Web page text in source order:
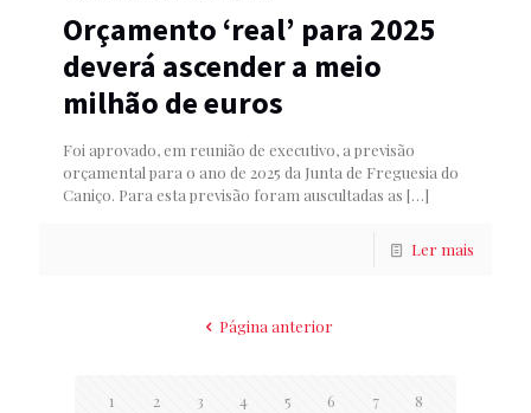
Orçamento ‘real’ para 2025
deverá ascender a meio
milhão de euros
Foi aprovado, em reunião de executivo, a previsão
orçamental para o ano de 2025 da Junta de Freguesia do
Caniço. Para esta previsão foram auscultadas as […]
Ler mais
Página anterior
1 2 3 4 5 6 7 8